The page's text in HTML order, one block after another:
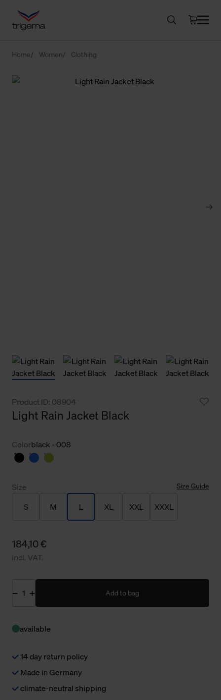
Home Women Clothing
Product ID: 08904
Light Rain Jacket Black
Colorblack - 008
Size Size Guide
S M L XL XXL XXXL
184,10 €
incl. VAT.
Add to bag
available
14 day return policy
Made in Germany
climate-neutral shipping